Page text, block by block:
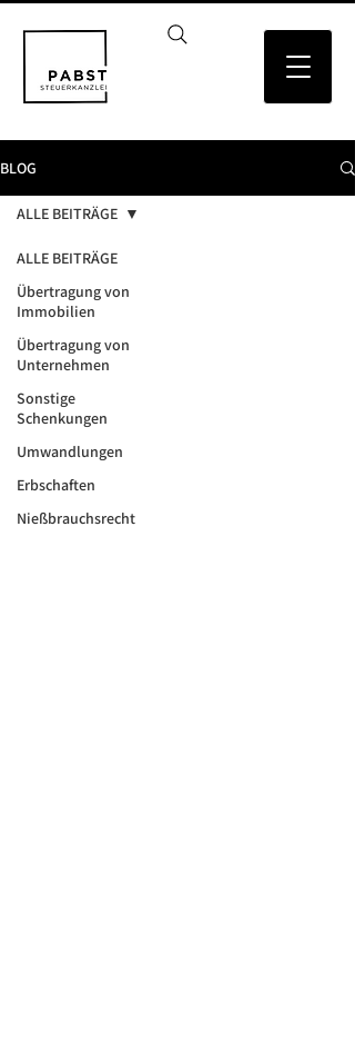
BLOG
ALLE BEITRÄGE
Übertragung von
Immobilien
Übertragung von
Unternehmen
Sonstige
Schenkungen
Umwandlungen
Erbschaften
Nießbrauchsrecht
ALLE BEITRÄGE